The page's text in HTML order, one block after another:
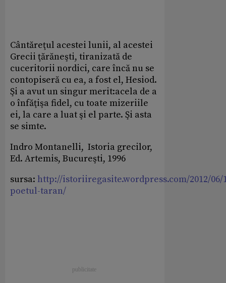
Cântăreţul acestei lunii, al acestei
Grecii ţărăneşti, tiranizată de
cuceritorii nordici, care încă nu se
contopiseră cu ea, a fost el, Hesiod.
Şi a avut un singur merit:acela de a
o înfăţişa fidel, cu toate mizeriile
ei, la care a luat şi el parte. Şi asta
se simte.
Indro Montanelli, Istoria grecilor,
Ed. Artemis, Bucureşti, 1996
sursa: http://istoriiregasite.wordpress.com/2012/06/
poetul-taran/